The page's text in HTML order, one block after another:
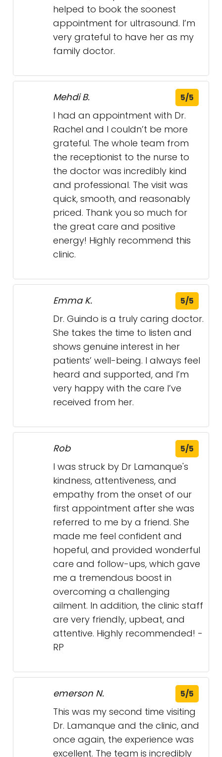
👍 Avis de Clinique CloudMed
Griffintown
Dr. Guindo is a very committed
and compassionate family
doctor. During my treatment, she
showed her meticulously care.
She kept on following up my
condition, actively helped me to
contact the specialist, and even
helped to book the soonest
appointment for ultrasound. I’m
very grateful to have her as my
family doctor.
I had an appointment with Dr.
Rachel and I couldn’t be more
grateful. The whole team from
the receptionist to the nurse to
the doctor was incredibly kind
and professional. The visit was
quick, smooth, and reasonably
priced. Thank you so much for
the great care and positive
energy! Highly recommend this
Emma K. 5/5
Dr. Guindo is a truly caring doctor.
She takes the time to listen and
shows genuine interest in her
patients’ well-being. I always feel
heard and supported, and I’m
very happy with the care I’ve
received from her.
Rob 5/5
I was struck by Dr Lamanque's
kindness, attentiveness, and
first appointment after she was
referred to me by a friend. She
made me feel confident and
hopeful, and provided wonderful
care and follow-ups, which gave
me a tremendous boost in